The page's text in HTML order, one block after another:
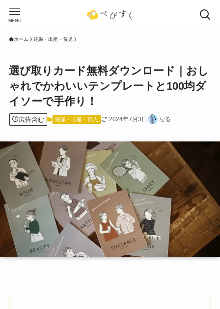
MENU
ホーム 妊娠・出産・育児
選び取りカード無料ダウンロード｜おし
ゃれでかわいいテンプレートと100均ダ
イソーで手作り！
広告含む 妊娠・出産・育児 2024年7月3日 なる